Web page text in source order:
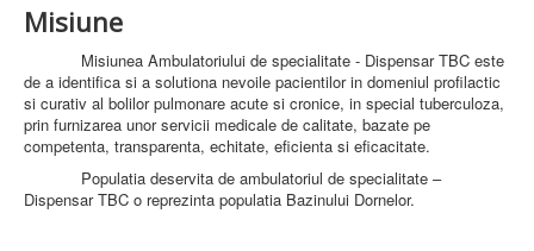
DISPENSAR DE PNEUMOFTIZIOLOGIE (TBC)
AMBULATORIU INTEGRAT
CABINET PNEUMOLGIE
AMBULATOR BOLI INFECŢIOASE
AMBULATOR OBSTETRICĂ GINECOLOGIE
AMBULATOR CHIRURGIE
AMBULATOR ORTOPEDIE ȘI TRAUMATOLOGIE
AMBULATOR MEDICINĂ INTERNĂ
AMBULATOR NEUROLOGIE
AMBULATOR PEDIATRIE
Misiune
Misiunea Ambulatoriului de specialitate - Dispensar TBC este
de a identifica si a solutiona nevoile pacientilor in domeniul profilactic
si curativ al bolilor pulmonare acute si cronice, in special tuberculoza,
prin furnizarea unor servicii medicale de calitate, bazate pe
competenta, transparenta, echitate, eficienta si eficacitate.
Populatia deservita de ambulatoriul de specialitate –
Dispensar TBC o reprezinta populatia Bazinului Dornelor.